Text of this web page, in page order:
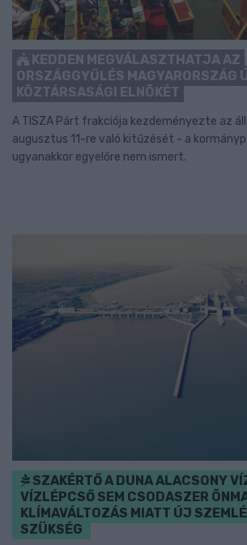
KEDDEN MEGVÁLASZTHATJA AZ
ORSZÁGGYŰLÉS MAGYARORSZÁG
KÖZTÁRSASÁGI ELNÖKÉT
A TISZA Párt frakciója kezdeményezte az
augusztus 11-re való kitűzését - a
ugyanakkor egyelőre nem ismert.
SZAKÉRTŐ A DUNA ALACSONY
VÍZLÉPCSŐ SEM CSODASZER
KLÍMAVÁLTOZÁS MIATT ÚJ
SZÜKSÉG